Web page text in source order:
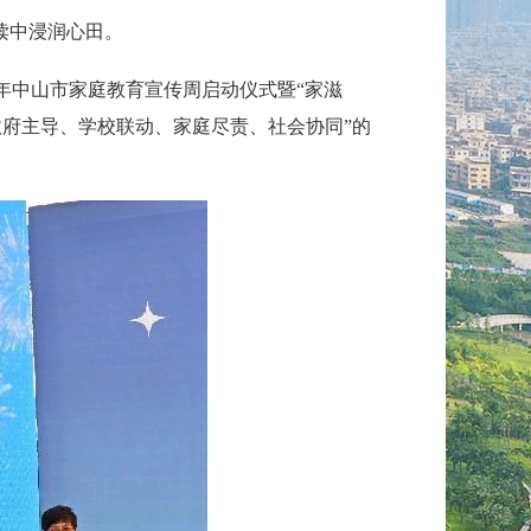
浸润心田。
中山市家庭教育宣传周启动仪式暨“家滋
主导、学校联动、家庭尽责、社会协同”的